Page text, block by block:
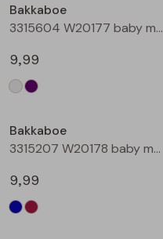
Jackjes
Blazers
Bermuda's
Rokken
Tops
Vesten
Bakkaboe
3315604 W20177 baby meisjes T-shirt lm Cream
9,99
Bakkaboe
3315207 W20178 baby meisjes lange broek Marine
9,99